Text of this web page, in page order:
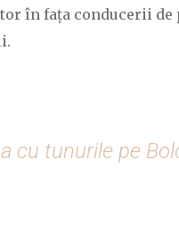
în fața conducerii
cu tunurile pe